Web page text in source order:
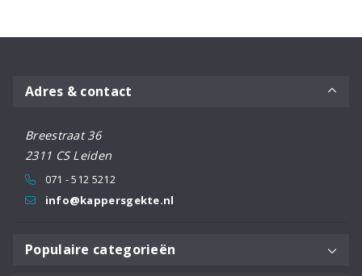
Adres & contact
Breestraat 36
2311 CS Leiden
071 - 512 5212
info@kappersgekte.nl
Populaire categorieën